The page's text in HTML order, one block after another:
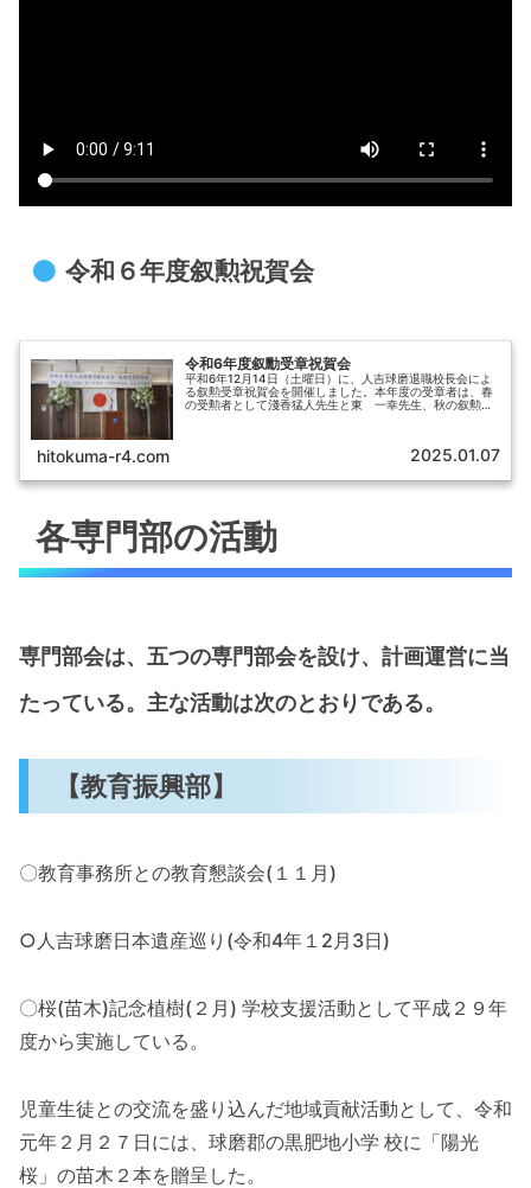
令和６年度叙勲祝賀会
令和6年度叙勳受章祝賀会
平和6年12月14日（土曜日）に、人吉球磨退職校長会によ
る叙勲受章祝賀会を開催しました。本年度の受章者は、春
の受勲者として淺香猛人先生と東 一幸先生、秋の叙勲者
hitokuma-r4.com 2025.01.07
各専門部の活動
専門部会は、五つの専門部会を設け、計画運営に当
たっている。主な活動は次のとおりである。
【教育振興部】
〇教育事務所との教育懇談会(１１月)
○人吉球磨日本遺産巡り(令和4年１2月3日)
〇桜(苗木)記念植樹(２月) 学校支援活動として平成２９年
度から実施している。
児童生徒との交流を盛り込んだ地域貢献活動として、令和
元年２月２７日には、球磨郡の黒肥地小学 校に「陽光
桜」の苗木２本を贈呈した。